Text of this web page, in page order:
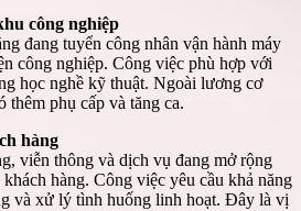
công nghiệp
đang tuyển công nhân vận hành máy
công nghiệp. Công việc phù hợp với
học nghề kỹ thuật. Ngoài lương cơ
thêm phụ cấp và tăng ca.
hàng
viễn thông và dịch vụ đang mở rộng
hàng. Công việc yêu cầu khả năng
và xử lý tình huống linh hoạt. Đây là vị